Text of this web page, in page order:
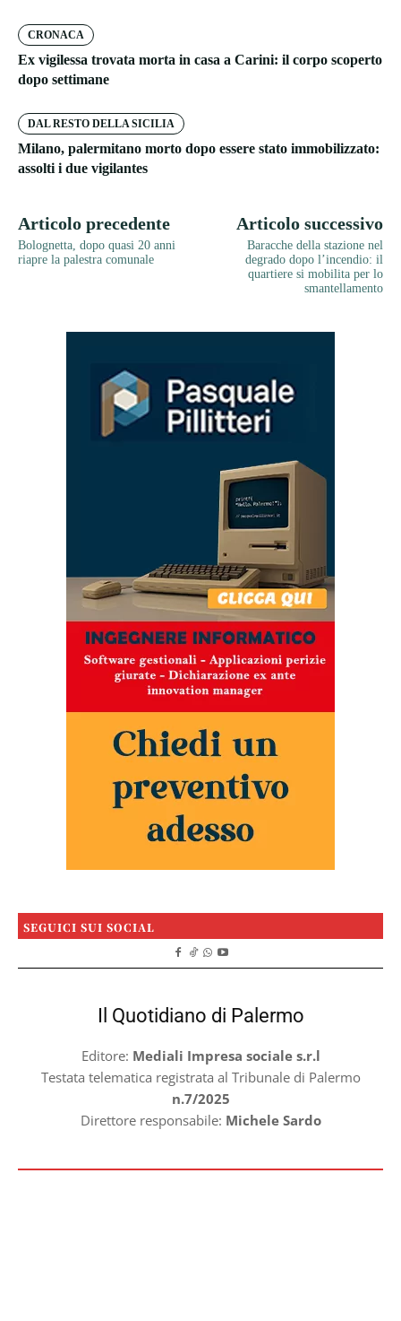
CRONACA
Ex vigilessa trovata morta in casa a Carini: il corpo scoperto
dopo settimane
DAL RESTO DELLA SICILIA
Milano, palermitano morto dopo essere stato immobilizzato:
assolti i due vigilantes
Articolo precedente
Bolognetta, dopo quasi 20 anni
riapre la palestra comunale
Articolo successivo
Baracche della stazione nel
degrado dopo l’incendio: il
quartiere si mobilita per lo
smantellamento
SEGUICI SUI SOCIAL
Il Quotidiano di Palermo
Editore: Mediali Impresa sociale s.r.l
Testata telematica registrata al Tribunale di Palermo
n.7/2025
Direttore responsabile: Michele Sardo